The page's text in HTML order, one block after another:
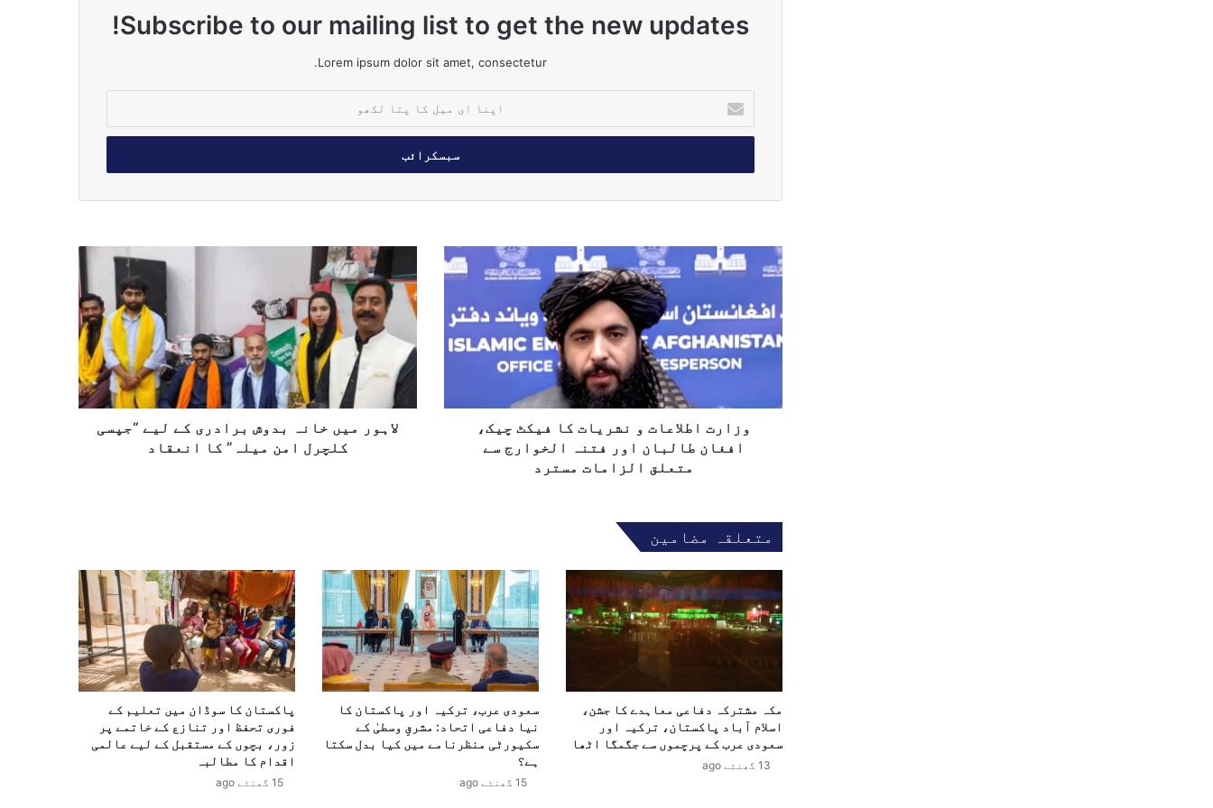
Subscribe to our mailing list to get the new updates!
Lorem ipsum dolor sit amet, consectetur.
ن
ا
ل
پ
ا
و
ز
ر
ت
ا
ا
ش
ت
ک
ا
ک
ٹ
چ
ی
وزارت اطلاعات و نشریات کا فیکٹ چیک،
افغان طالبان اور فتنہ الخوارج سے
متعلق الزامات مسترد
ا
ہ
و
م
ی
خ
د
ر
ی
ک
ے
ل
ی
ے
لاہور میں خانہ بدوش برادری کے لیے “جپسی
کلچرل امن میلہ” کا انعقاد
متعلقہ مضامین
مکہ مشترکہ دفاعی معاہدے کا جشن،
اسلام آباد پاکستان، ترکیہ اور
سعودی عرب کے پرچموں سے جگمگا اٹھا
13 گھنٹے ago
سعودی عرب، ترکیہ اور پاکستان کا
نیا دفاعی اتحاد: مشرقِ وسطیٰ کے
سکیورٹی منظرنامے میں کیا بدل سکتا
ہے؟
15 گھنٹے ago
پاکستان کا سوڈان میں تعلیم کے
فوری تحفظ اور تنازع کے خاتمے پر
زور، بچوں کے مستقبل کے لیے عالمی
اقدام کا مطالبہ
15 گھنٹے ago